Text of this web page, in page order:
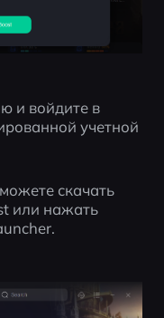
и войдите в
учетной
скачать
или нажать